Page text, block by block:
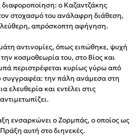
ο Καζαντζάκης
στοχασμό του ανάλαφρη διάθεση,
απρόσκοπτη αφήγηση.
αντινομίες, όπως ειπώθηκε, ψυχή
κοσμοθεωρία του, στο Βίος και
περιστρέφεται κυρίως γύρω από
συγγραφέα: την πάλη ανάμεσα στη
ελευθερία και εντέλει στις
ενσαρκώνει ο Ζορμπάς, ο οποίος ως
αυτή στο διηνεκές.